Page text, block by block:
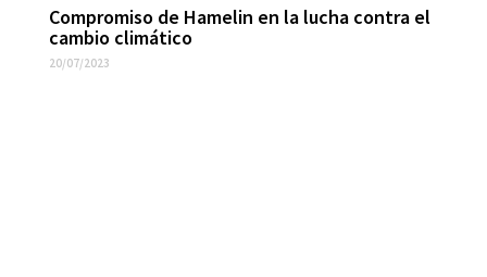
Compromiso de Hamelin en la lucha contra el
cambio climático
20/07/2023